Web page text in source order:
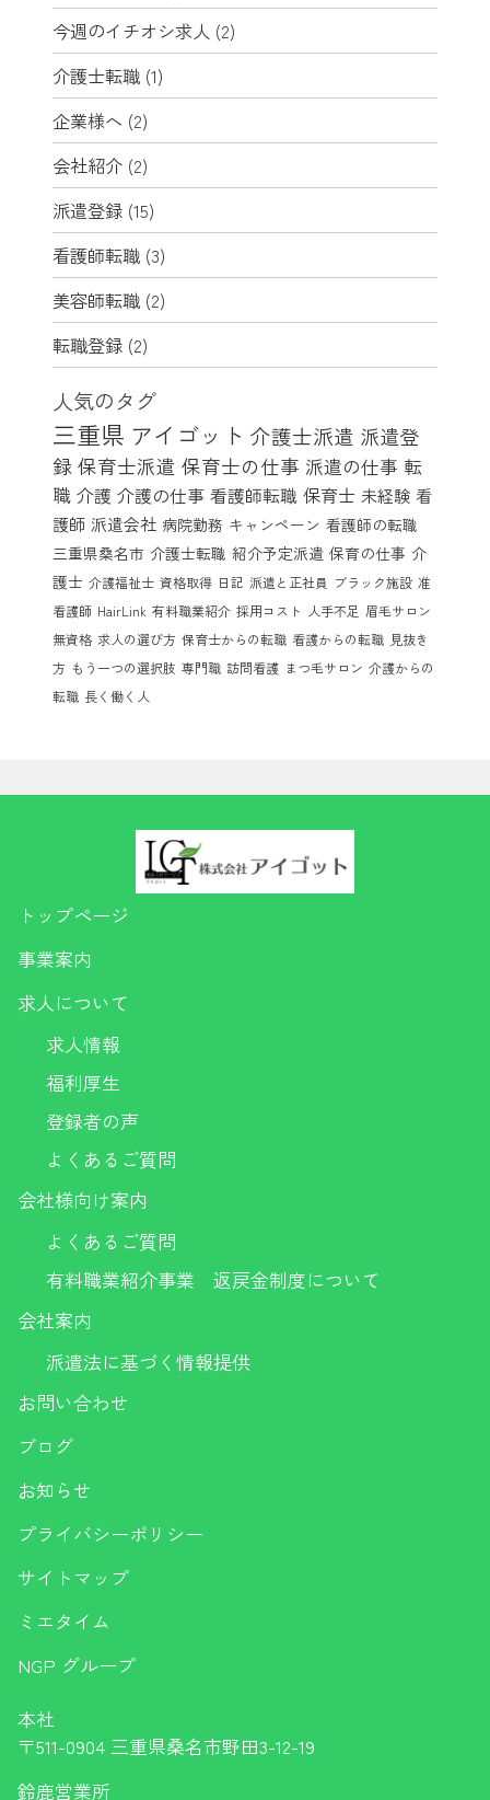
今週のイチオシ求人 (2)
介護士転職(1)
企業様へ (2)
会社紹介 (2)
派遣登録 (15)
看護師転職(3)
美容師転職(2)
転職登録 (2)
人気のタグ
三重県 アイゴット 介護士派遣 派遣登
録 保育士派遣 保育士の仕事 派遣の仕事 転
職 介護 介護の仕事 看護師転職 保育士 未経験 看
護師 派遣会社 病院勤務 キャンペーン 看護師の転職
三重県桑名市 介護士転職 紹介予定派遣 保育の仕事 介
護士 介護福祉士 資格取得 日記 派遣と正社員 ブラック施設 准
看護師 HairLink 有料職業紹介 採用コスト 人手不足 眉毛サロン
無資格 求人の選び方 保育士からの転職 看護からの転職 見抜き
方 もう一つの選択肢 専門職 訪問看護 まつ毛サロン 介護からの
転職 長く働く人
トップページ
事業案内
求人について
求人情報
福利厚生
登録者の声
よくあるご質問
会社様向け案内
よくあるご質問
有料職業紹介事業 返戻金制度について
会社案内
派遣法に基づく情報提供
お問い合わせ
ブログ
お知らせ
プライバシーポリシー
サイトマップ
ミエタイム
NGP グループ
本社
〒511-0904 三重県桑名市野田3-12-19
鈴鹿営業所